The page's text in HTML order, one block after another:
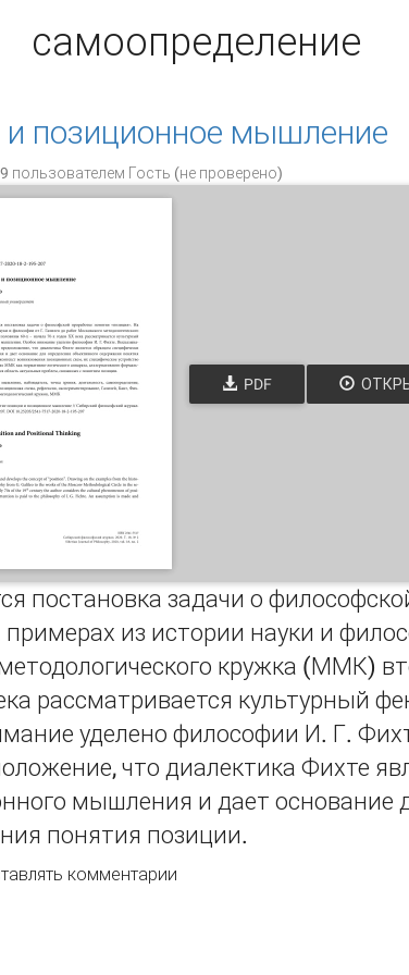
самоопределение
и позиционное мышление
пользователем Гость (не проверено)
PDF
постановка задачи о
из истории науки и
кружка (ММК)
рассматривается культурный
уделено философии И. Г.
что диалектика Фихте
мышления и дает основание
понятия позиции.
позиционное мышление
комментарии